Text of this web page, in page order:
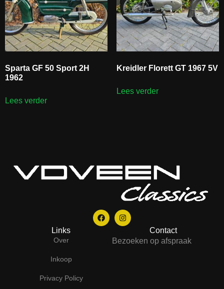
Sparta GF 50 Sport 2H
1962
Lees verder
Kreidler Florett GT 1967 5V
Lees verder
Links
Over
Inkoop
Privacy Policy
Contact
Bezoeken op afspraak